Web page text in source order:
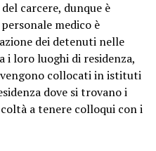
carcere, dunque è
medico è
dei detenuti nelle
loro luoghi di residenza,
collocati in istituti
dove si trovano i
a tenere colloqui con i